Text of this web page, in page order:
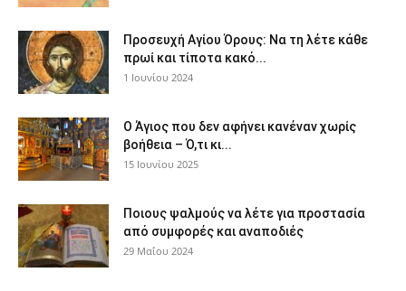
Προσευχή Αγίου Όρους: Να τη λέτε κάθε
πρωί και τίποτα κακό...
1 Ιουνίου 2024
Ο Άγιος που δεν αφήνει κανέναν χωρίς
βοήθεια – Ό,τι κι...
15 Ιουνίου 2025
Ποιους ψαλμούς να λέτε για προστασία
από συμφορές και αναποδιές
29 Μαΐου 2024